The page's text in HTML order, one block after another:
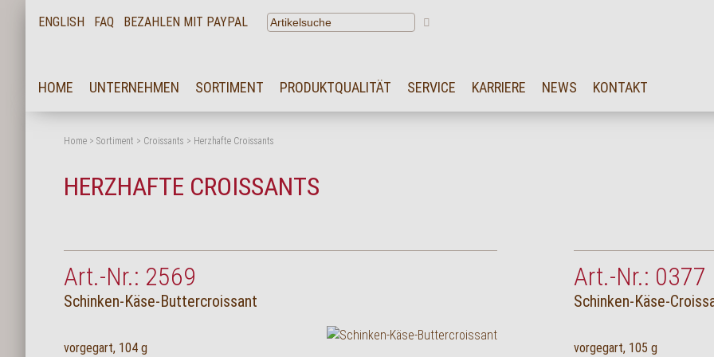
ENGLISH FAQ BEZAHLEN MIT PAYPAL
HOME UNTERNEHMEN SORTIMENT PRODUKTQUALITÄT SERVICE KARRIERE NEWS KONTAKT
Home > Sortiment > Croissants > Herzhafte Croissants
HERZHAFTE CROISSANTS
Art.-Nr.: 2569
Schinken-Käse-Buttercroissant
vorgegart, 104 g
Art.-Nr.: 0377
Schinken-Käse-
vorgegart, 105 g
SORTIMENT
SERVICE
KONTAKT